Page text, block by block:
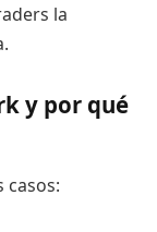
la
y por qué
casos: